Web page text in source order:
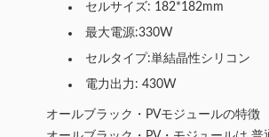
セルサイズ: 182*182mm
最大電源:330W
セルタイプ:単結晶性シリコン
電力出力: 430W
オールブラック・PVモジュールの特徴